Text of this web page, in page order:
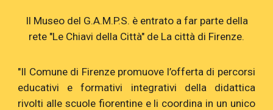
Il Museo del G.A.M.P.S. è entrato a far parte della
rete "Le Chiavi della Città" de La città di Firenze.
"Il Comune di Firenze promuove l’offerta di percorsi
educativi e formativi integrativi della didattica
rivolti alle scuole fiorentine e li coordina in un unico